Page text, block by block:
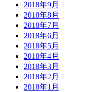
2018年9月
2018年8月
2018年7月
2018年6月
2018年5月
2018年4月
2018年3月
2018年2月
2018年1月